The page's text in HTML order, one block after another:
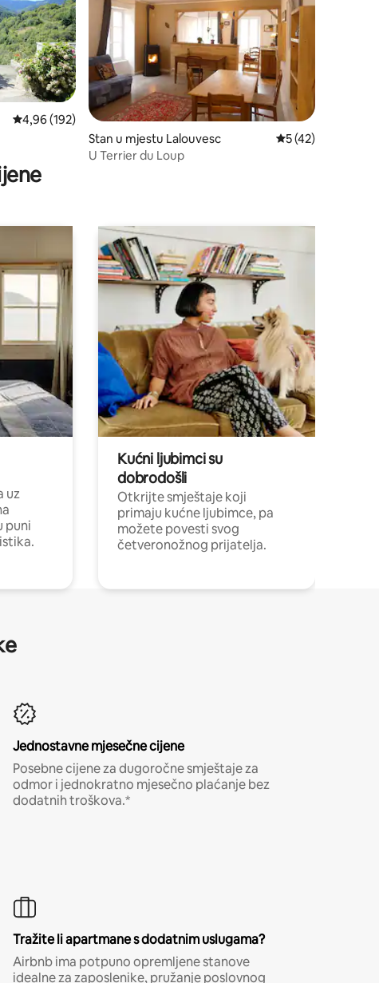
Prosječna ocjena: 4,96 od 5, recenzija: 192
4,96 (192)
Stan u mjestu Lalouvesc Prosječna ocjena:
5 (42)
U Terrier du Loup
uz
puni
Kućni ljubimci su
dobrodošli
Otkrijte smještaje koji
primaju kućne ljubimce, pa
možete povesti svog
četveronožnog prijatelja.
Jednostavne mjesečne cijene
Posebne cijene za dugoročne smještaje za
odmor i jednokratno mjesečno plaćanje bez
dodatnih troškova.*
Tražite li apartmane s dodatnim uslugama?
Airbnb ima potpuno opremljene stanove
idealne za zaposlenike, pružanje poslovnog